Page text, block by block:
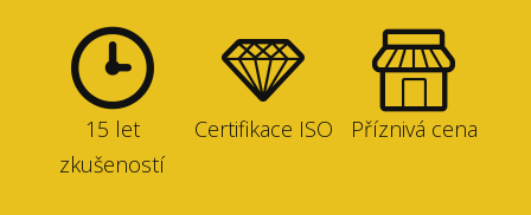
15 let
zkušeností
Certifikace ISO Příznivá cena